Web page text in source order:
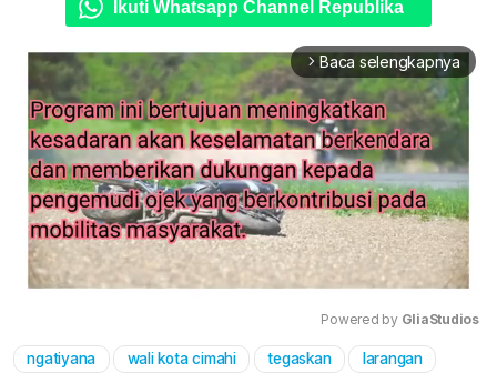
Ikuti Whatsapp Channel Republika
arrow_forward_ios Baca selengkapnya
Mute
Powered by GliaStudios
ngatiyana wali kota cimahi tegaskan larangan